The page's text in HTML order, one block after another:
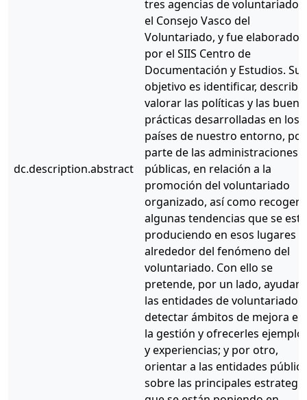
dc.description.abstract
tres agencias de voluntariado y
el Consejo Vasco del
Voluntariado, y fue elaborado
por el SIIS Centro de
Documentación y Estudios. Su
objetivo es identificar,
valorar las políticas y las
prácticas desarrolladas en los
países de nuestro entorno, por
parte de las administraciones
públicas, en relación a la
promoción del voluntariado
organizado, así como recoger
algunas tendencias que se
produciendo en esos lugares
alrededor del fenómeno del
voluntariado. Con ello se
pretende, por un lado, ayudar
las entidades de voluntariado a
detectar ámbitos de mejora en
la gestión y ofrecerles
y experiencias; y por otro,
orientar a las entidades
sobre las principales